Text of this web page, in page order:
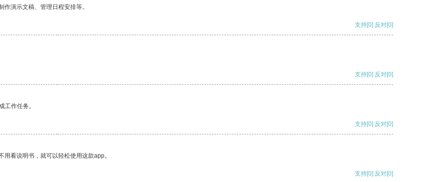
演示文稿、管理日程安排等。
支持[0] 反对[0]
支持[0] 反对[0]
工作任务。
支持[0] 反对[0]
看说明书，就可以轻松使用这款app。
支持[0] 反对[0]